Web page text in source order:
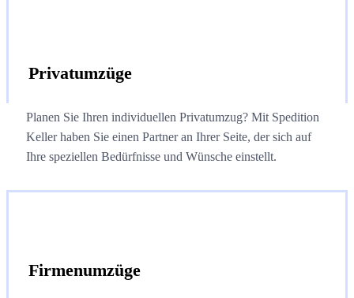
Privatumzüge
Planen Sie Ihren individuellen Privatumzug? Mit Spedition
Keller haben Sie einen Partner an Ihrer Seite, der sich auf
Ihre speziellen Bedürfnisse und Wünsche einstellt.
Firmenumzüge